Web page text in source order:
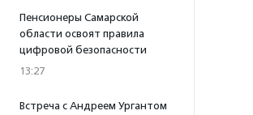
Пенсионеры Самарской
области освоят правила
цифровой безопасности
13:27
Встреча с Андреем Ургантом